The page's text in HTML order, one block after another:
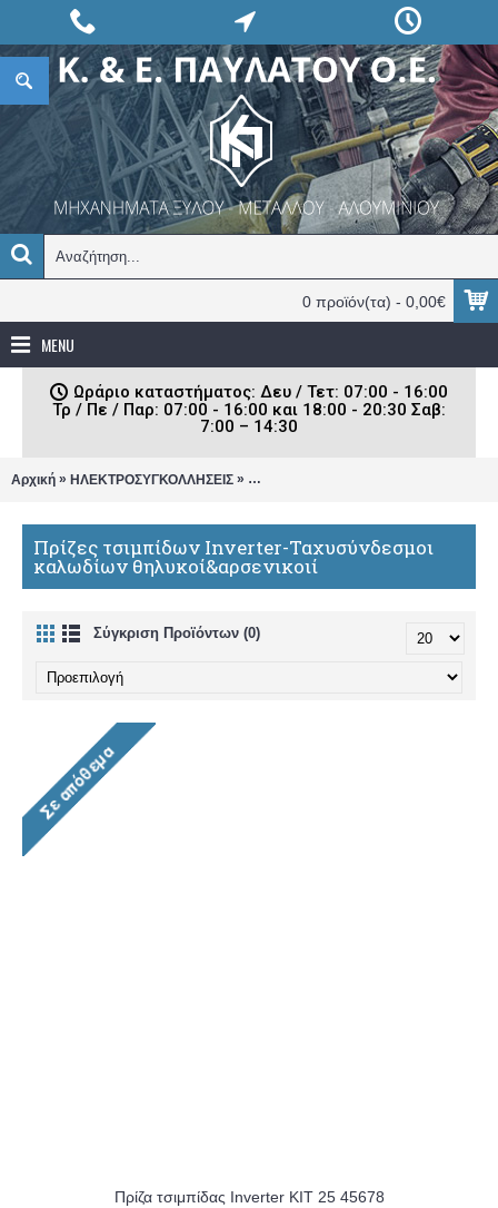
0 προϊόν(τα) - 0,00€
MENU
Ωράριο καταστήματος: Δευ / Τετ: 07:00 - 16:00
Τρ / Πε / Παρ: 07:00 - 16:00 και 18:00 - 20:30 Σαβ:
7:00 – 14:30
Αρχική » ΗΛΕΚΤΡΟΣΥΓΚΟΛΛΗΣΕΙΣ » Πρίζες τσιμπίδων Inverter-
Πρίζες τσιμπίδων Inverter-Ταχυσύνδεσμοι
καλωδίων θηλυκοί&αρσενικοιί
Σύγκριση Προϊόντων (0)
Πρίζα τσιμπίδας Inverter KIT 25 45678